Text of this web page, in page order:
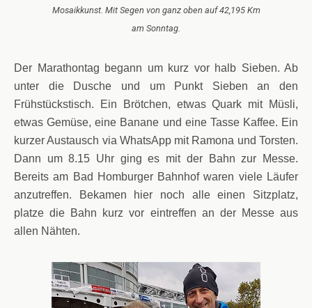
Mosaikkunst. Mit Segen von ganz oben auf 42,195 Km
am Sonntag.
Der Marathontag begann um kurz vor halb Sieben. Ab
unter die Dusche und um Punkt Sieben an den
Frühstückstisch. Ein Brötchen, etwas Quark mit Müsli,
etwas Gemüse, eine Banane und eine Tasse Kaffee. Ein
kurzer Austausch via WhatsApp mit Ramona und Torsten.
Dann um 8.15 Uhr ging es mit der Bahn zur Messe.
Bereits am Bad Homburger Bahnhof waren viele Läufer
anzutreffen. Bekamen hier noch alle einen Sitzplatz,
platze die Bahn kurz vor eintreffen an der Messe aus
allen Nähten.